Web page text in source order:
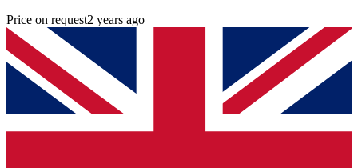
Price on request2 years ago